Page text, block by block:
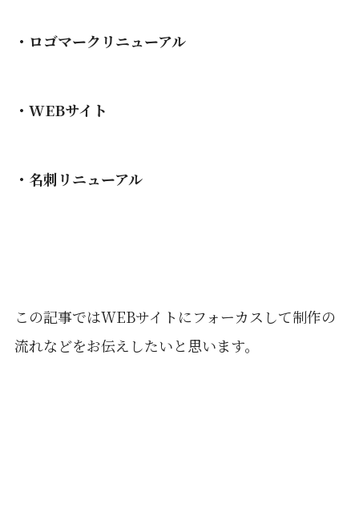
・ロゴマークリニューアル
・WEBサイト
・名刺リニューアル
この記事ではWEBサイトにフォーカスして制作の
流れなどをお伝えしたいと思います。